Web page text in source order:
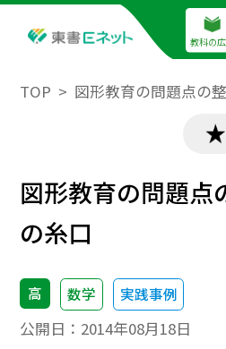
教科の
TOP 図形教育の問題点の
図形教育の問題点
の糸口
高 数学 実践事例
公開日： 2014年08月18日